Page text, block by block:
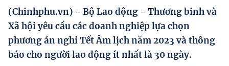
Hướng dẫn thực hiện chính sách
Phát triển kinh tế tư nhân và doanh nghiệp dân tộc
Ocop và chuỗi giá trị Nông sản
(Chinhphu.vn) - Bộ Lao động - Thương binh và
Xã hội yêu cầu các doanh nghiệp lựa chọn
phương án nghỉ Tết Âm lịch năm 2023 và thông
báo cho người lao động ít nhất là 30 ngày.